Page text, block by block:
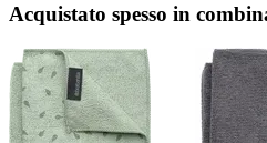
Acquistato spesso in